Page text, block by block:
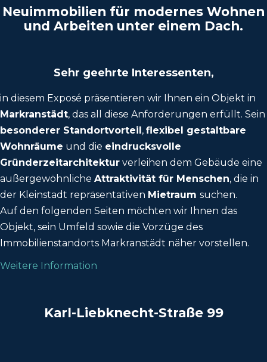
Neuimmobilien für modernes Wohnen
und Arbeiten unter einem Dach.
Sehr geehrte Interessenten,
in diesem Exposé präsentieren wir Ihnen ein Objekt in
Markranstädt, das all diese Anforderungen erfüllt. Sein
besonderer Standortvorteil, flexibel gestaltbare
Wohnräume und die eindrucksvolle
Gründerzeitarchitektur verleihen dem Gebäude eine
außergewöhnliche Attraktivität für Menschen, die in
der Kleinstadt repräsentativen Mietraum suchen.
Auf den folgenden Seiten möchten wir Ihnen das
Objekt, sein Umfeld sowie die Vorzüge des
Immobilienstandorts Markranstädt näher vorstellen.
Weitere Information
Karl-Liebknecht-Straße 99